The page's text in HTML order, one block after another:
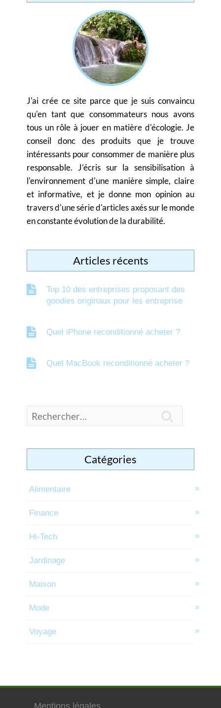
J'ai crée ce site parce que je suis convaincu
qu'en tant que consommateurs nous avons
tous un rôle à jouer en matière d'écologie. Je
conseil donc des produits que je trouve
intéressants pour consommer de manière plus
responsable. J’écris sur la sensibilisation à
l'environnement d'une manière simple, claire
et informative, et je donne mon opinion au
travers d'une série d'articles axés sur le monde
en constante évolution de la durabilité.
Articles récents
Top 10 des entreprises proposant des
goodies originaux pour les entreprise
Quel iPhone reconditionné acheter ?
Quel MacBook reconditionné acheter ?
Catégories
Alimentaire
Finance
Hi-Tech
Jardinage
Maison
Mode
Voyage
Mentions légales